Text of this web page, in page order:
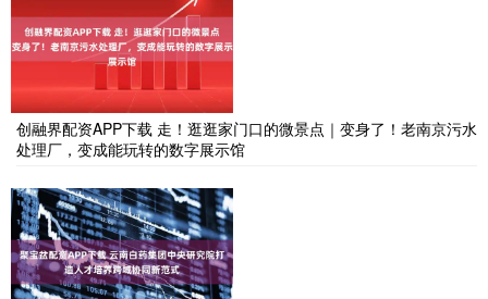
创融界配资APP下载 走！逛逛家门口的微景点｜变身了！老南京污水
处理厂，变成能玩转的数字展示馆